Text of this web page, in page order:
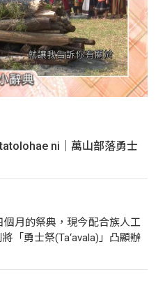
tatolohae ni｜萬山部落勇士
月的祭典，現今配合族人工
「勇士祭(Ta‘avala)」凸顯辦